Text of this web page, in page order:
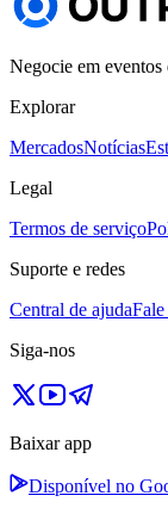
Negocie em eventos
Explorar
MercadosNotícias
Legal
Termos de serviço
Suporte e redes
Central de ajuda
Siga-nos
Baixar app
Disponível no